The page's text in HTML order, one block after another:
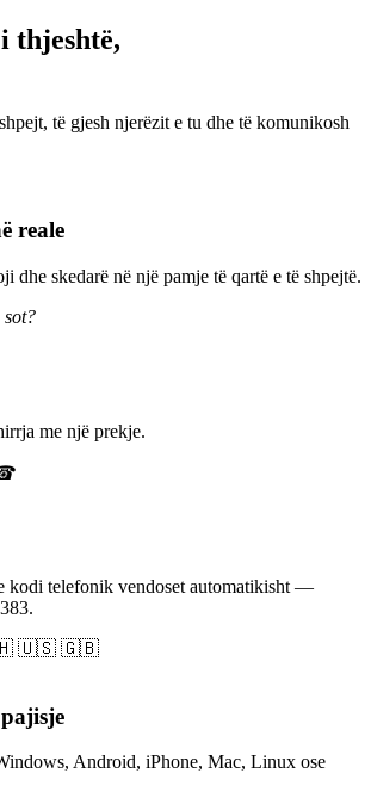
thjeshtë,
të gjesh njerëzit e tu dhe të komunikosh
reale
dhe skedarë në një pamje të qartë e të shpejtë.
sot?
me një prekje.
kodi telefonik vendoset automatikisht —
🇺🇸 🇬🇧
Android, iPhone, Mac, Linux ose